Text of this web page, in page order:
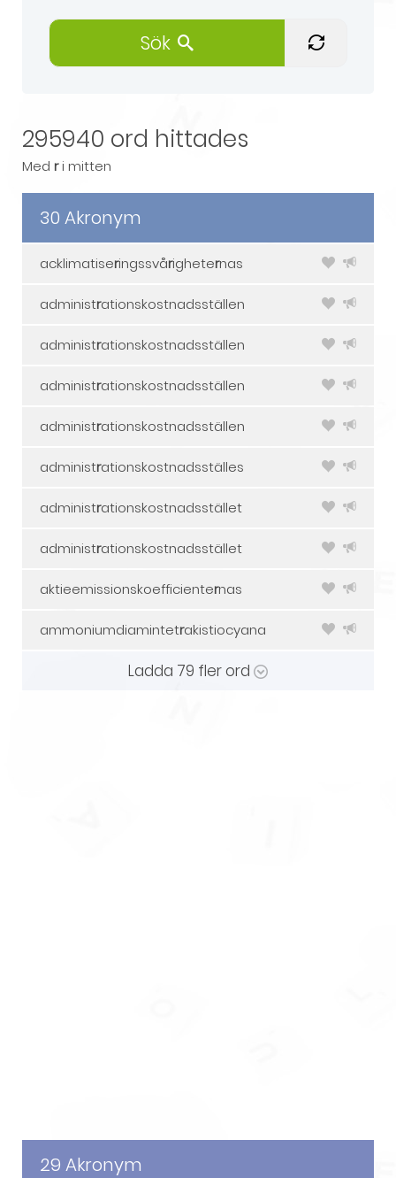
Sök
295940 ord hittades
Med ri mitten
30 Akronym
acklimatiseringssvårigheternas
administrationskostnadsställen
administrationskostnadsställen
administrationskostnadsställen
administrationskostnadsställen
administrationskostnadsställes
administrationskostnadsstället
administrationskostnadsstället
aktieemissionskoefficienternas
ammoniumdiamintetrakistiocyana
Ladda 79 fler ord
29 Akronym